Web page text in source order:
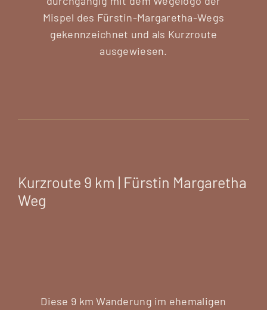
Mispel des Fürstin-Margaretha-Wegs
gekennzeichnet und als Kurzroute
ausgewiesen.
Kurzroute 9 km | Fürstin Margaretha
Weg
Diese 9 km Wanderung im ehemaligen